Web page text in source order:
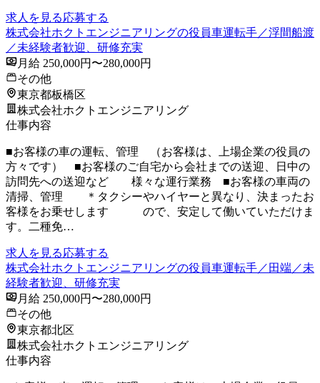
求人を見る応募する
株式会社ホクトエンジニアリングの役員車運転手／浮間船渡
／未経験者歓迎、研修充実
月給 250,000円〜280,000円
その他
東京都板橋区
株式会社ホクトエンジニアリング
仕事内容
■お客様の車の運転、管理 （お客様は、上場企業の役員の
方々です） ■お客様のご自宅から会社までの送迎、日中の
訪問先への送迎など 様々な運行業務 ■お客様の車両の
清掃、管理 ＊タクシーやハイヤーと異なり、決まったお
客様をお乗せします ので、安定して働いていただけま
す。二種免…
求人を見る応募する
株式会社ホクトエンジニアリングの役員車運転手／田端／未
経験者歓迎、研修充実
月給 250,000円〜280,000円
その他
東京都北区
株式会社ホクトエンジニアリング
仕事内容